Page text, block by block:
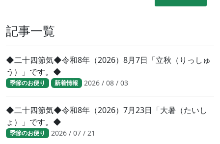
記事一覧
◆二十四節気◆令和8年（2026）8月7日「立秋（りっしゅ
う）」です。◆
季節のお便り 新着情報 2026 / 08 / 03
◆二十四節気◆令和8年（2026）7月23日「大暑（たいし
ょ）」です。◆
季節のお便り 2026 / 07 / 21